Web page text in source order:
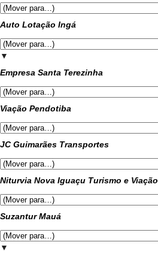
Auto Lotação Ingá
▼
Empresa Santa Terezinha
Viação Pendotiba
JC Guimarães Transportes
Niturvia Nova Iguaçu Turismo e Viação
Suzantur Mauá
▼